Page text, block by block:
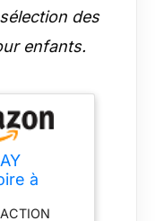
LE
tout en
travail
des
enfants.
à
Rotatif